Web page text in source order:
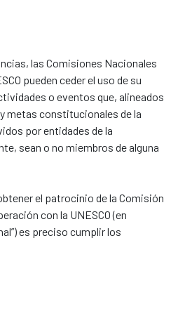
las Comisiones Nacionales
pueden ceder el uso de su
o eventos que, alineados
metas constitucionales de la
por entidades de la
sean o no miembros de alguna
el patrocinio de la Comisión
con la UNESCO (en
es preciso cumplir los